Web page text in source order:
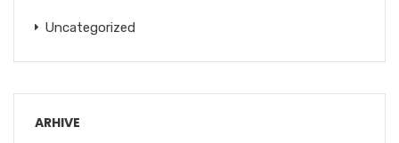
Uncategorized
ARHIVE